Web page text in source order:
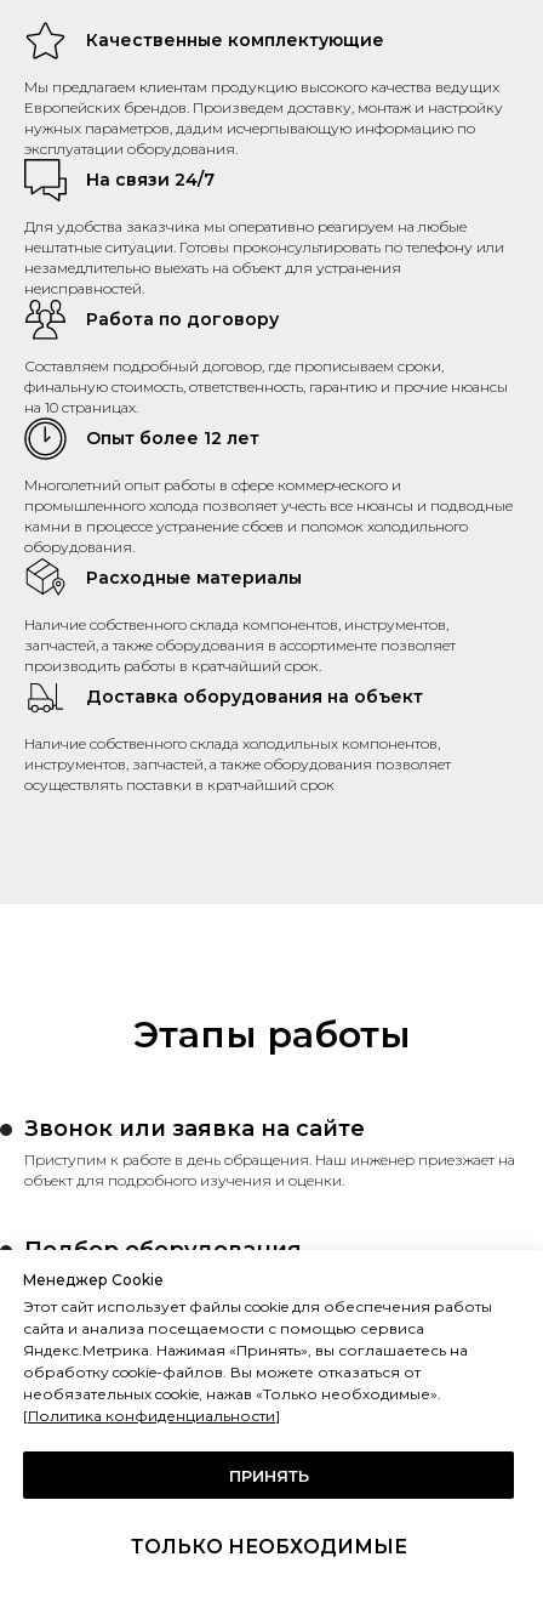
Качественные комплектующие
Мы предлагаем клиентам продукцию высокого качества ведущих
Европейских брендов. Произведем доставку, монтаж и настройку
нужных параметров, дадим исчерпывающую информацию по
эксплуатации оборудования.
На связи 24/7
Для удобства заказчика мы оперативно реагируем на любые
нештатные ситуации. Готовы проконсультировать по телефону или
незамедлительно выехать на объект для устранения
неисправностей.
Работа по договору
Составляем подробный договор, где прописываем сроки,
финальную стоимость, ответственность, гарантию и прочие нюансы
на 10 страницах.
Опыт более 12 лет
Многолетний опыт работы в сфере коммерческого и
промышленного холода позволяет учесть все нюансы и подводные
камни в процессе устранение сбоев и поломок холодильного
оборудования.
Расходные материалы
Наличие собственного склада компонентов, инструментов,
запчастей, а также оборудования в ассортименте позволяет
производить работы в кратчайший срок.
Доставка оборудования на объект
Наличие собственного склада холодильных компонентов,
инструментов, запчастей, а также оборудования позволяет
осуществлять поставки в кратчайший срок
Этапы работы
Звонок или заявка на сайте
Приступим к работе в день обращения. Наш инженер приезжает на
объект для подробного изучения и оценки.
Подбор оборудования
Подбираем несколько вариантов оборудования и предоставляем
понятную развернутую смету.
Заключение договора
Согласовываем и заключаем договор, прописываем сроки
и ответственность.
Поставка и монтаж
Менеджер Cookie
Этот сайт использует файлы cookie для обеспечения работы
сайта и анализа посещаемости с помощью сервиса
Яндекс.Метрика. Нажимая «Принять», вы соглашаетесь на
обработку cookie-файлов. Вы можете отказаться от
необязательных cookie, нажав «Только необходимые».
[Политика конфиденциальности]
ПРИНЯТЬ
ТОЛЬКО НЕОБХОДИМЫЕ